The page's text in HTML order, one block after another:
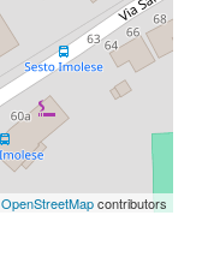
OpenStreetMapcontributors